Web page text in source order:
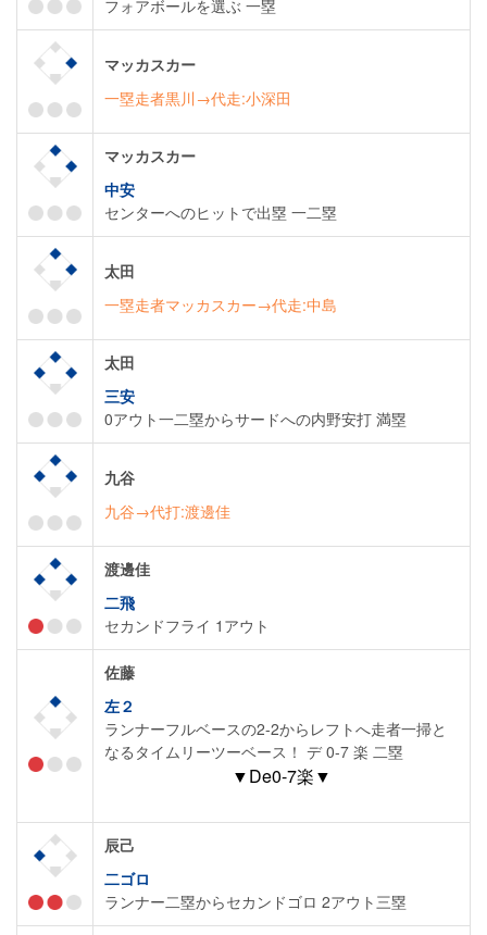
フォアボールを選ぶ 一塁
マッカスカー
一塁走者黒川→代走:小深田
マッカスカー
中安
センターへのヒットで出塁 一二塁
太田
一塁走者マッカスカー→代走:中島
太田
三安
0アウト一二塁からサードへの内野安打 満塁
九谷
九谷→代打:渡邊佳
渡邊佳
二飛
セカンドフライ 1アウト
佐藤
左２
ランナーフルベースの2-2からレフトへ走者一掃と
なるタイムリーツーベース！ デ 0-7 楽 二塁
▼De0-7楽▼
辰己
二ゴロ
ランナー二塁からセカンドゴロ 2アウト三塁